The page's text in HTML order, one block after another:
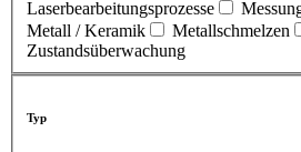
Laserbearbeitungsprozesse
Metall / Keramik
Metallschmelzen
Zustandsüberwachung
Typ